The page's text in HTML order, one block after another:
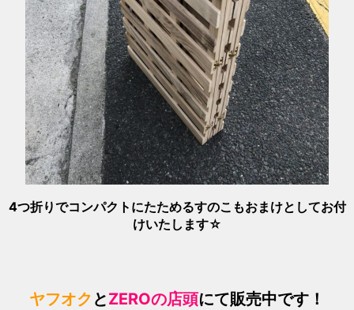
4つ折りでコンパクトにたためるすのこもおまけとしてお付
けいたします☆
ヤフオク とZEROの店頭にて販売中です！